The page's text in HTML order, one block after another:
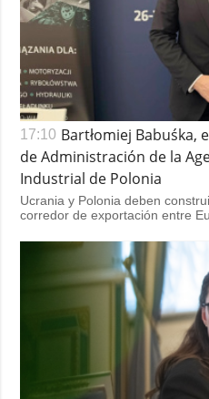
17:10 Bartłomiej Babuśka,
de Administración de la
Industrial de Polonia
Ucrania y Polonia deben
corredor de exportación entre